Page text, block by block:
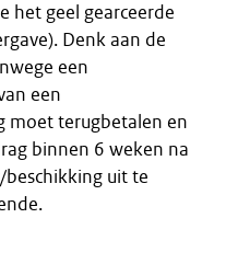
het geel gearceerde
Denk aan de
een
een
moet terugbetalen en
binnen 6 weken na
uit te